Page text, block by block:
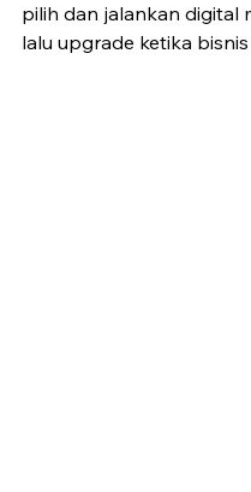
pilih dan jalankan digital
lalu upgrade ketika